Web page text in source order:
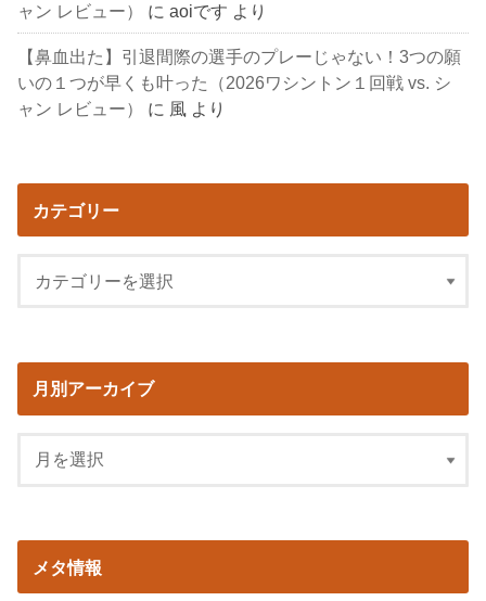
ャン レビュー）
にaoiです より
【鼻血出た】引退間際の選手のプレーじゃない！3つの願
いの１つが早くも叶った（2026ワシントン１回戦 vs. シ
ャン レビュー）
に 風 より
カテゴリー
月別アーカイブ
メタ情報